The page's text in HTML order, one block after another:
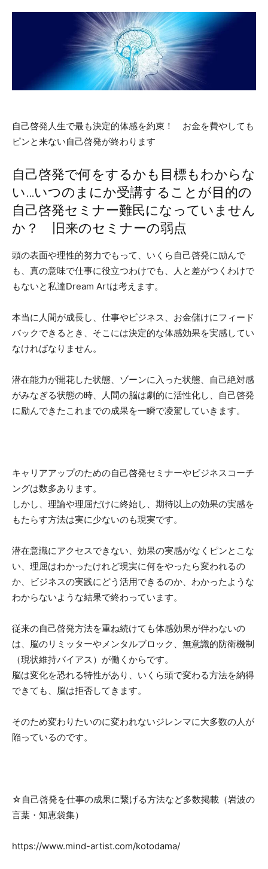
自己啓発人生で最も決定的体感を約束！ お金を費やしても
ピンと来ない自己啓発が終わります
自己啓発で何をするかも目標もわからな
い…いつのまにか受講することが目的の
自己啓発セミナー難民になっていません
か？ 旧来のセミナーの弱点
頭の表面や理性的努力でもって、いくら自己啓発に励んで
も、真の意味で仕事に役立つわけでも、人と差がつくわけで
もないと私達Dream Artは考えます。
本当に人間が成長し、仕事やビジネス、お金儲けにフィード
バックできるとき、そこには決定的な体感効果を実感してい
なければなりません。
潜在能力が開花した状態、ゾーンに入った状態、自己絶対感
がみなぎる状態の時、人間の脳は劇的に活性化し、自己啓発
に励んできたこれまでの成果を一瞬で凌駕していきます。
キャリアアップのための自己啓発セミナーやビジネスコーチ
ングは数多あります。
しかし、理論や理屈だけに終始し、期待以上の効果の実感を
もたらす方法は実に少ないのも現実です。
潜在意識にアクセスできない、効果の実感がなくピンとこな
い、理屈はわかったけれど現実に何をやったら変われるの
か、ビジネスの実践にどう活用できるのか、わかったような
わからないような結果で終わっています。
従来の自己啓発方法を重ね続けても体感効果が伴わないの
は、 脳のリミッターやメンタルブロック、無意識的防衛機制
（現状維持バイアス） が働くからです。
脳は変化を恐れる特性があり、いくら頭で変わる方法を納得
できても、脳は拒否してきます。
そのため変わりたいのに変われないジレンマに大多数の人が
陥っているのです。
☆自己啓発を仕事の成果に繋げる方法など多数掲載（岩波の
言葉・知恵袋集）
https://www.mind-artist.com/kotodama/